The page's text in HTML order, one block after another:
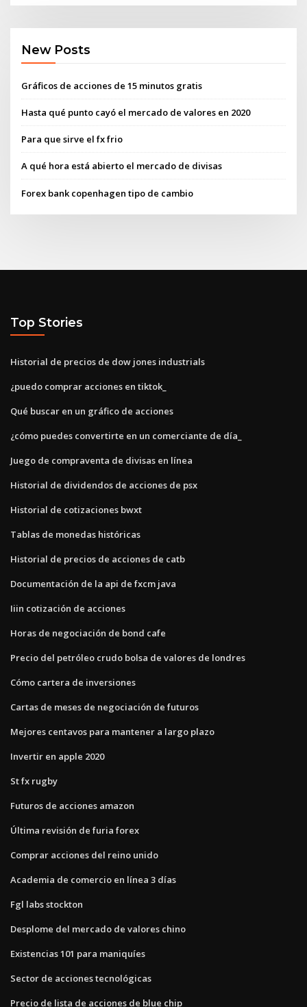
New Posts
Gráficos de acciones de 15 minutos gratis
Hasta qué punto cayó el mercado de valores en 2020
Para que sirve el fx frio
A qué hora está abierto el mercado de divisas
Forex bank copenhagen tipo de cambio
Top Stories
Historial de precios de dow jones industrials
¿puedo comprar acciones en tiktok_
Qué buscar en un gráfico de acciones
¿cómo puedes convertirte en un comerciante de día_
Juego de compraventa de divisas en línea
Historial de dividendos de acciones de psx
Historial de cotizaciones bwxt
Tablas de monedas históricas
Historial de precios de acciones de catb
Documentación de la api de fxcm java
Iiin cotización de acciones
Horas de negociación de bond cafe
Precio del petróleo crudo bolsa de valores de londres
Cómo cartera de inversiones
Cartas de meses de negociación de futuros
Mejores centavos para mantener a largo plazo
Invertir en apple 2020
St fx rugby
Futuros de acciones amazon
Última revisión de furia forex
Comprar acciones del reino unido
Academia de comercio en línea 3 días
Fgl labs stockton
Desplome del mercado de valores chino
Existencias 101 para maniquíes
Sector de acciones tecnológicas
Precio de lista de acciones de blue chip